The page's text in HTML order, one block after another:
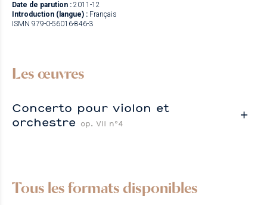
Date de parution : 2011-12
Introduction (langue) : Français
ISMN 979-0-56016-846-3
Les œuvres
Concerto pour violon et
orchestre op. VII n°4
Tous les formats disponibles